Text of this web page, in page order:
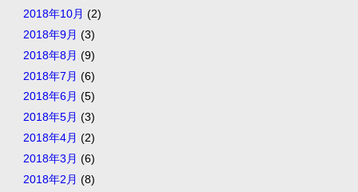
2018年10月 (2)
2018年9月 (3)
2018年8月 (9)
2018年7月 (6)
2018年6月 (5)
2018年5月 (3)
2018年4月 (2)
2018年3月 (6)
2018年2月 (8)